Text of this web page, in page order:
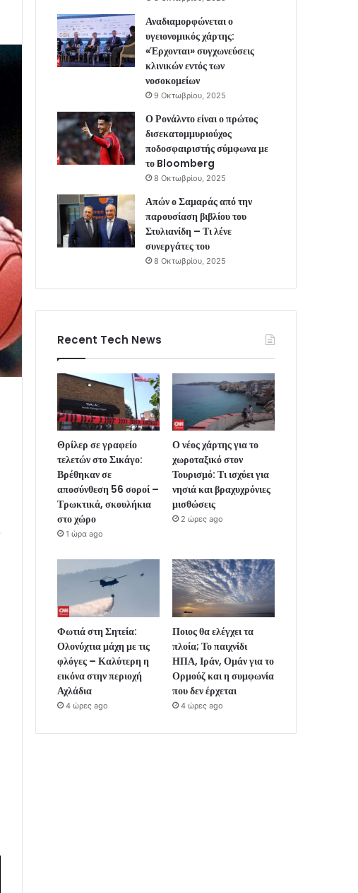
Αναδιαμορφώνεται ο
υγειονομικός χάρτης:
«Έρχονται» συγχωνεύσεις
κλινικών εντός των
νοσοκομείων
9 Οκτωβρίου, 2025
Ο Ρονάλντο είναι ο πρώτος
δισεκατομμυριούχος
ποδοσφαιριστής σύμφωνα με
το Bloomberg
8 Οκτωβρίου, 2025
Απών ο Σαμαράς από την
παρουσίαση βιβλίου του
Στυλιανίδη – Τι λένε
συνεργάτες του
8 Οκτωβρίου, 2025
Recent Tech News
Θρίλερ σε γραφείο
τελετών στο Σικάγο:
Βρέθηκαν σε
αποσύνθεση 56 σοροί –
Τρωκτικά, σκουλήκια
στο χώρο
1 ώρα ago
Ο νέος χάρτης για το
χωροταξικό στον
Τουρισμό: Τι ισχύει για
νησιά και βραχυχρόνιες
μισθώσεις
2 ώρες ago
Φωτιά στη Σητεία:
Ολονύχτια μάχη με τις
φλόγες – Καλύτερη η
εικόνα στην περιοχή
Αχλάδια
4 ώρες ago
Ποιος θα ελέγχει τα
πλοία; Το παιχνίδι
ΗΠΑ, Ιράν, Ομάν για το
Ορμούζ και η συμφωνία
που δεν έρχεται
4 ώρες ago